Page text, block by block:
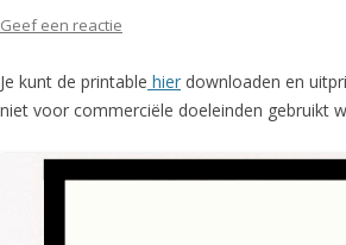
Geef een reactie
Je kunt de printable hier downloaden en
niet voor commerciële doeleinden gebruikt